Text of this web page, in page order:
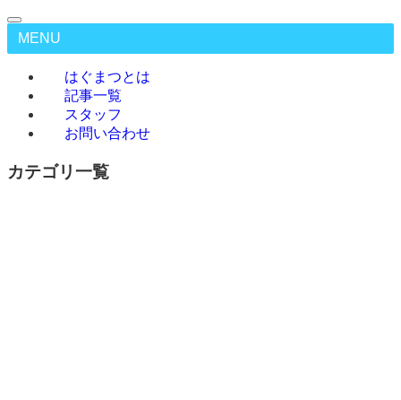
MENU
はぐまつとは
記事一覧
スタッフ
お問い合わせ
カテゴリ一覧